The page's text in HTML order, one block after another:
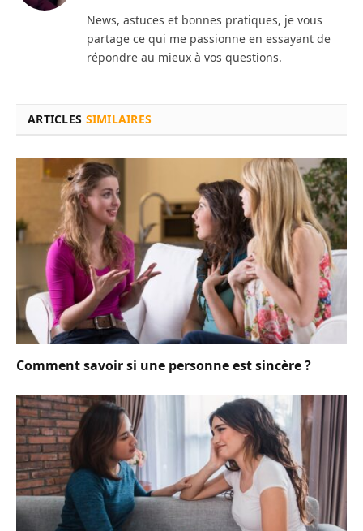
News, astuces et bonnes pratiques, je vous
partage ce qui me passionne en essayant de
répondre au mieux à vos questions.
ARTICLES SIMILAIRES
Comment savoir si une personne est sincère ?